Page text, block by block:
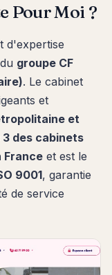
Pour Moi ?
d'expertise
groupe CF
. Le cabinet
et
et
des cabinets
France et est le
9001, garantie
de service